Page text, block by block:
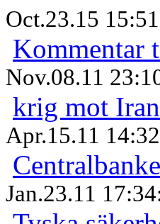
Oct.23.15
Kommentar
Nov.08.11
krig mot
Apr.15.11
Jan.23.11